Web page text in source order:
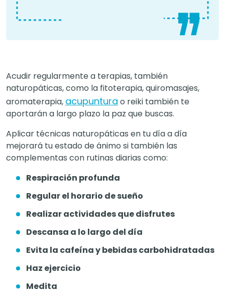
Acudir regularmente a terapias, también
naturopáticas, como la fitoterapia, quiromasajes,
aromaterapia, acupuntura o reiki también te
aportarán a largo plazo la paz que buscas.
Aplicar técnicas naturopáticas en tu día a día
mejorará tu estado de ánimo si también las
complementas con rutinas diarias como:
Respiración profunda
Regular el horario de sueño
Realizar actividades que disfrutes
Descansa a lo largo del día
Evita la cafeína y bebidas carbohidratadas
Haz ejercicio
Medita